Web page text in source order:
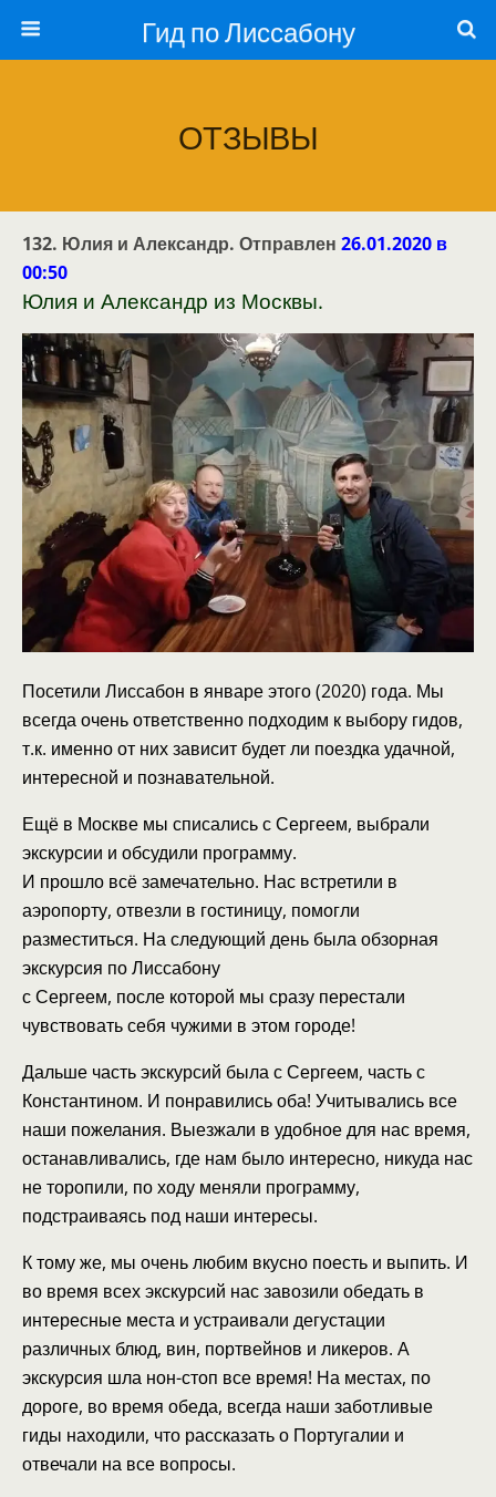
Гид по Лиссабону
ОТЗЫВЫ
132. Юлия и Александр. Отправлен 26.01.2020 в
00:50
Юлия и Александр из Москвы.
Посетили Лиссабон в январе этого (2020) года. Мы
всегда очень ответственно подходим к выбору гидов,
т.к. именно от них зависит будет ли поездка удачной,
интересной и познавательной.
Ещё в Москве мы списались с Сергеем, выбрали
экскурсии и обсудили программу.
И прошло всё замечательно. Нас встретили в
аэропорту, отвезли в гостиницу, помогли
разместиться. На следующий день была обзорная
экскурсия по Лиссабону
с Сергеем, после которой мы сразу перестали
чувствовать себя чужими в этом городе!
Дальше часть экскурсий была с Сергеем, часть с
Константином. И понравились оба! Учитывались все
наши пожелания. Выезжали в удобное для нас время,
останавливались, где нам было интересно, никуда нас
не торопили, по ходу меняли программу,
подстраиваясь под наши интересы.
К тому же, мы очень любим вкусно поесть и выпить. И
во время всех экскурсий нас завозили обедать в
интересные места и устраивали дегустации
различных блюд, вин, портвейнов и ликеров. А
экскурсия шла нон-стоп все время! На местах, по
дороге, во время обеда, всегда наши заботливые
гиды находили, что рассказать о Португалии и
отвечали на все вопросы.